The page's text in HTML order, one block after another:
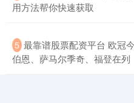
基金指数
用方法帮你快速获取
5 最靠谱股票配资平台 欧冠
伯恩、萨马尔季奇、福登在列